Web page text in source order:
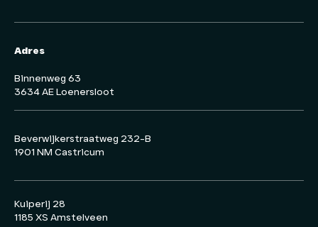
Adres
Binnenweg 63
3634 AE Loenersloot
Beverwijkerstraatweg 232-B
1901 NM Castricum
Kuiperij 28
1185 XS Amstelveen